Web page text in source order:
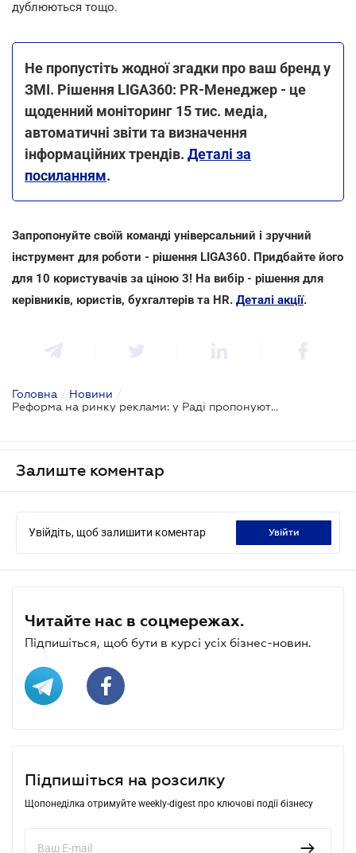
дублюються тощо.
Не пропустіть жодної згадки про ваш бренд у
ЗМІ. Рішення LIGA360: PR-Менеджер - це
щоденний моніторинг 15 тис. медіа,
автоматичні звіти та визначення
інформаційних трендів. Деталі за
посиланням.
Запропонуйте своїй команді універсальний і зручний
інструмент для роботи - рішення LIGA360. Придбайте його
для 10 користувачів за ціною 3! На вибір - рішення для
керівників, юристів, бухгалтерів та HR. Деталі акції.
Головна / Новини /
Реформа на ринку реклами: у Раді пропонують осучаснити законодавство
Залиште коментар
Увійдіть, щоб залишити коментар увійти
Читайте нас в соцмережах.
Підпишіться, щоб бути в курсі усіх бізнес-новин.
Підпишіться на розсилку
Щопонеділка отримуйте weekly-digest про ключові події бізнесу